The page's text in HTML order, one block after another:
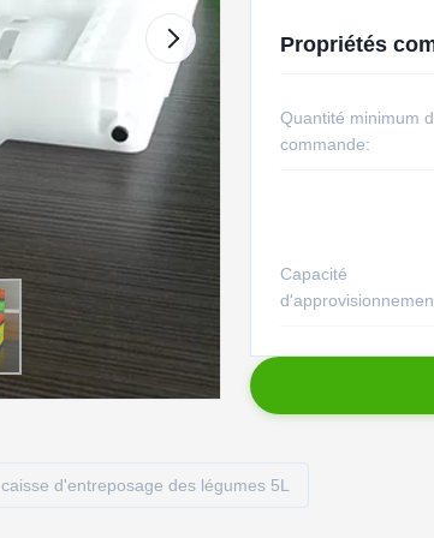
Propriétés
Quantité minimum
commande:
Capacité
caisse d'entreposage des légumes 5L